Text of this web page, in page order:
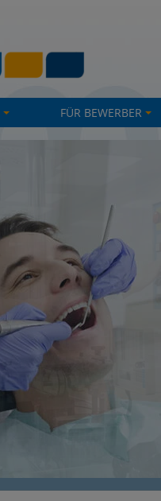
+
+
FÜR BEWERBER